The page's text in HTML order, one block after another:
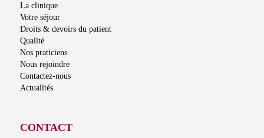
La clinique
Votre séjour
Droits & devoirs du patient
Qualité
Nos praticiens
Nous rejoindre
Contactez-nous
Actualités
CONTACT